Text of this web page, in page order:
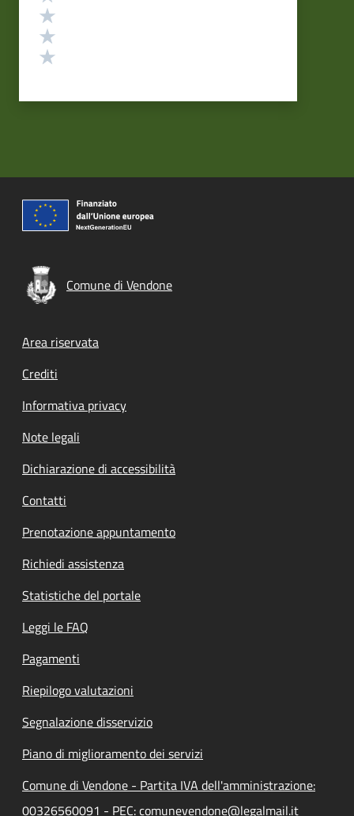
Comune di Vendone
Footer menu
Area riservata
Crediti
Informativa privacy
Note legali
Dichiarazione di accessibilità
Contatti
Prenotazione appuntamento
Richiedi assistenza
Statistiche del portale
Leggi le FAQ
Pagamenti
Riepilogo valutazioni
Segnalazione disservizio
Piano di miglioramento dei servizi
Comune di Vendone - Partita IVA dell'amministrazione:
00326560091 - PEC: comunevendone@legalmail.it